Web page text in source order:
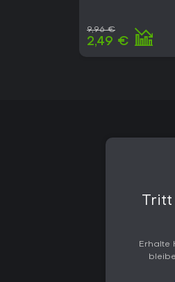
9,96 €
2,49 €
Erhalte